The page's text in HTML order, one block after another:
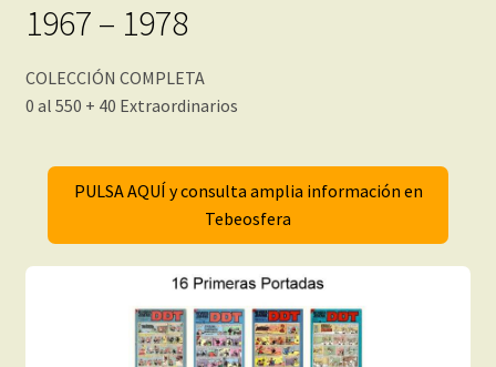
1967 – 1978
COLECCIÓN COMPLETA
0 al 550 + 40 Extraordinarios
PULSA AQUÍ y consulta amplia información en
Tebeosfera